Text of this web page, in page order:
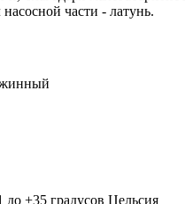
части - латунь.
до +35 градусов Цельсия